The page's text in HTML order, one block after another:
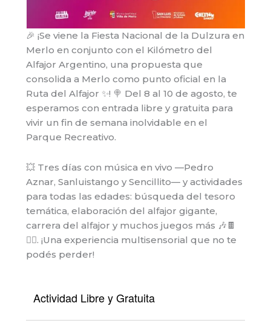
🎉 ¡Se viene la Fiesta Nacional de la Dulzura en
Merlo en conjunto con el Kilómetro del
Alfajor Argentino, una propuesta que
consolida a Merlo como punto oficial en la
Ruta del Alfajor ✨! 🍭 Del 8 al 10 de agosto, te
esperamos con entrada libre y gratuita para
vivir un fin de semana inolvidable en el
Parque Recreativo.
💥 Tres días con música en vivo —Pedro
Aznar, Sanluistango y Sencillito— y actividades
para todas las edades: búsqueda del tesoro
temática, elaboración del alfajor gigante,
carrera del alfajor y muchos juegos más 🎶🍫
🏃‍♂️. ¡Una experiencia multisensorial que no te
podés perder!
Actividad Libre y Gratuita